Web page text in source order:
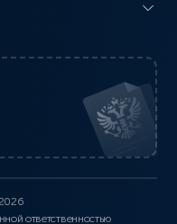
ответственностью